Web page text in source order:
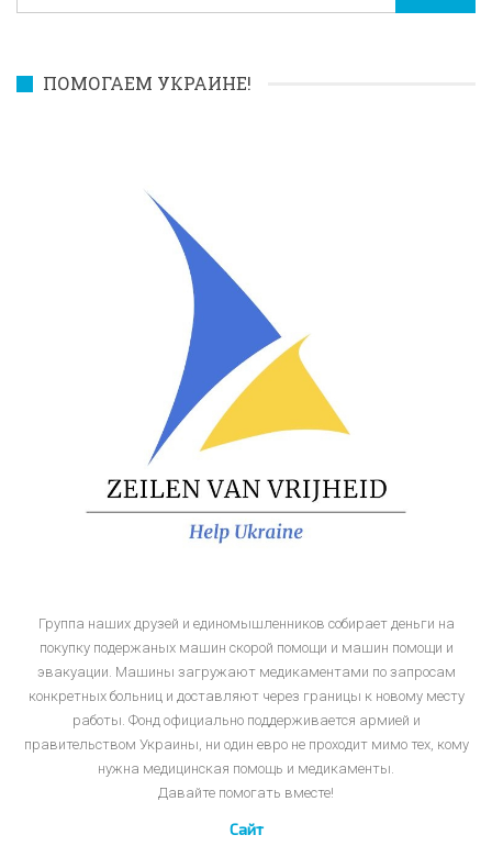
ПОМОГАЕМ УКРАИНЕ!
Группа наших друзей и единомышленников собирает деньги на
покупку подержаных машин скорой помощи и машин помощи и
эвакуации. Машины загружают медикаментами по запросам
конкретных больниц и доставляют через границы к новому месту
работы. Фонд официально поддерживается армией и
правительством Украины, ни один евро не проходит мимо тех, кому
нужна медицинская помощь и медикаменты.
Давайте помогать вместе!
Сайт